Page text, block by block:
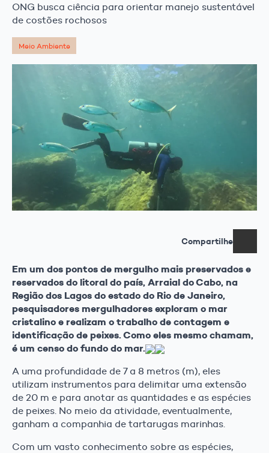
ONG busca ciência para orientar manejo sustentável
de costões rochosos
Meio Ambiente
Compartilhe
Em um dos pontos de mergulho mais preservados e
reservados do litoral do país, Arraial do Cabo, na
Região dos Lagos do estado do Rio de Janeiro,
pesquisadores mergulhadores exploram o mar
cristalino e realizam o trabalho de contagem e
identificação de peixes. Como eles mesmo chamam,
é um censo do fundo do mar.
A uma profundidade de 7 a 8 metros (m), eles
utilizam instrumentos para delimitar uma extensão
de 20 m e para anotar as quantidades e as espécies
de peixes. No meio da atividade, eventualmente,
ganham a companhia de tartarugas marinhas.
Com um vasto conhecimento sobre as espécies,